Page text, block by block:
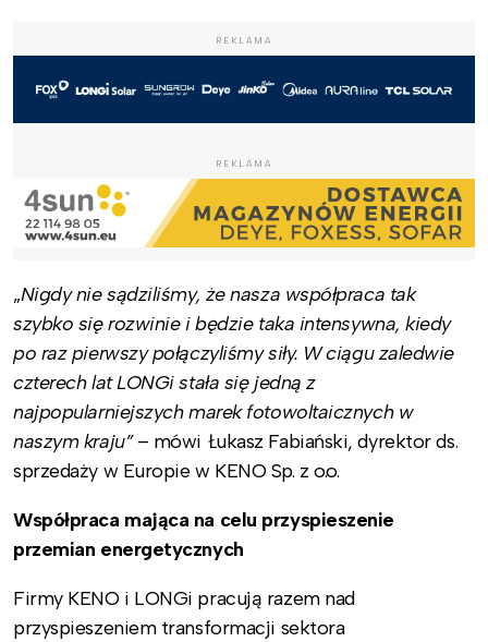
REKLAMA
REKLAMA
„Nigdy nie sądziliśmy, że nasza współpraca tak
szybko się rozwinie i będzie taka intensywna, kiedy
po raz pierwszy połączyliśmy siły. W ciągu zaledwie
czterech lat LONGi stała się jedną z
najpopularniejszych marek fotowoltaicznych w
naszym kraju”– mówi Łukasz Fabiański, dyrektor ds.
sprzedaży w Europie w KENO Sp. z o.o.
Współpraca mająca na celu przyspieszenie
przemian energetycznych
Firmy KENO i LONGi pracują razem nad
przyspieszeniem transformacji sektora